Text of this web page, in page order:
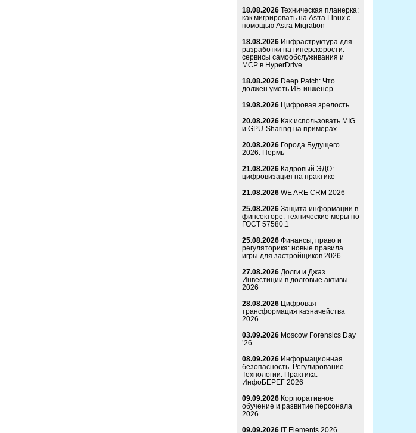
18.08.2026 Техническая планерка:
как мигрировать на Astra Linux с
помощью Astra Migration
18.08.2026 Инфраструктура для
разработки на гиперскорости:
сервисы самообслуживания и
MCP в HyperDrive
18.08.2026 Deep Patch: Что
должен уметь ИБ-инженер
19.08.2026 Цифровая зрелость
20.08.2026 Как использовать MIG
и GPU-Sharing на примерах
20.08.2026 Города Будущего
2026. Пермь
21.08.2026 Кадровый ЭДО:
цифровизация на практике
21.08.2026 WE ARE CRM 2026
25.08.2026 Защита информации в
финсекторе: технические меры по
ГОСТ 57580.1
25.08.2026 Финансы, право и
регуляторика: новые правила
игры для застройщиков 2026
27.08.2026 Долги и Джаз.
Инвестиции в долговые активы
2026
28.08.2026 Цифровая
трансформация казначейства
2026
03.09.2026 Moscow Forensics Day
’26
08.09.2026 Информационная
безопасность. Регулирование.
Технологии. Практика.
ИнфоБЕРЕГ 2026
09.09.2026 Корпоративное
обучение и развитие персонала
2026
09.09.2026 IT Elements 2026